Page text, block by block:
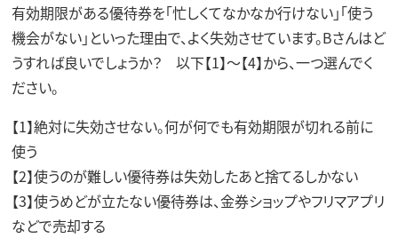
有効期限がある優待券を「忙しくてなかなか行けない」「使う
機会がない」といった理由で、よく失効させています。Bさんはど
うすれば良いでしょうか？ 以下【1】～【4】から、一つ選んでく
ださい。
【1】絶対に失効させない。何が何でも有効期限が切れる前に
使う
【2】使うのが難しい優待券は失効したあと捨てるしかない
【3】使うめどが立たない優待券は、金券ショップやフリマアプリ
などで売却する